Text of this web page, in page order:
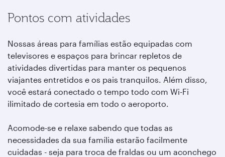
Pontos com atividades
Nossas áreas para famílias estão equipadas com
televisores e espaços para brincar repletos de
atividades divertidas para manter os pequenos
viajantes entretidos e os pais tranquilos. Além disso,
você estará conectado o tempo todo com Wi-Fi
ilimitado de cortesia em todo o aeroporto.
Acomode-se e relaxe sabendo que todas as
necessidades da sua família estarão facilmente
cuidadas - seja para troca de fraldas ou um aconchego